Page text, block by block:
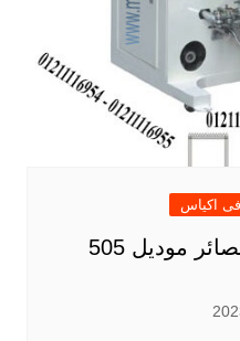
ماكينات تعبه وتغليف عصائر موديل 505